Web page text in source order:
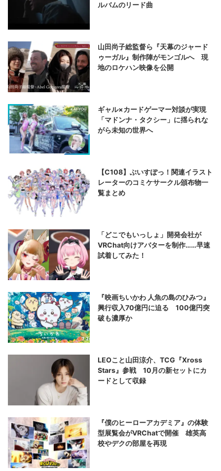
ルバムのリード曲
山田尚子総監督ら『天幕のジャード
ゥーガル』制作陣がモンゴルへ 現
地のロケハン映像を公開
ギャル×カードゲーマー対談が実現
「マドンナ・タクシー」に揺られな
がら未知の世界へ
【C108】ぶいすぽっ！関連イラスト
レーターのコミケサークル頒布物一
覧まとめ
「どこでもいっしょ」開発会社が
VRChat向けアバターを制作……早速
試着してみた！
『映画ちいかわ 人魚の島のひみつ』
興行収入70億円に迫る 100億円突
破も濃厚か
LEOこと山田涼介、TCG『Xross
Stars』参戦 10月の新セットにカ
ードとして収録
『僕のヒーローアカデミア』の体験
型展覧会がVRChatで開催 雄英高
校やデクの部屋を再現